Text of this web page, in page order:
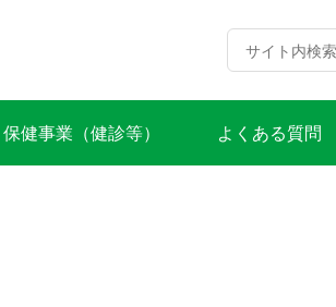
保健事業（健診等） よくある質問